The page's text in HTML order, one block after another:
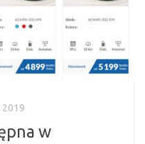
2019
w